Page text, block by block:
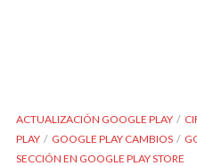
ACTUALIZACIÓN GOOGLE PLAY
PLAY
GOOGLE PLAY CAMBIOS
SECCIÓN EN GOOGLE PLAY STORE